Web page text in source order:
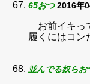
65おつ 2016年
お前イキっ
履くにはコン
並んでる奴らお